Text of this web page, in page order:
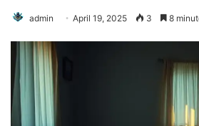
admin April 19, 2025 3 8